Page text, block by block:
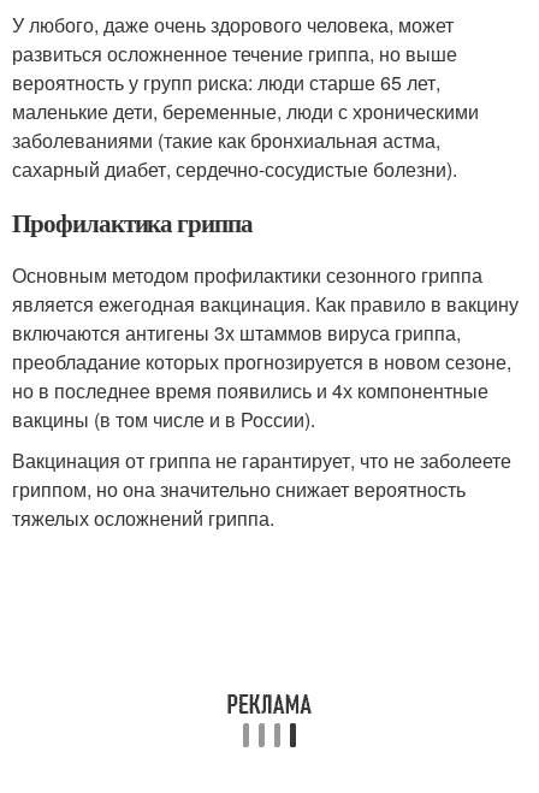
У любого, даже очень здорового человека, может
развиться осложненное течение гриппа, но выше
вероятность у групп риска: люди старше 65 лет,
маленькие дети, беременные, люди с хроническими
заболеваниями (такие как бронхиальная астма,
сахарный диабет, сердечно-сосудистые болезни).
Профилактика гриппа
Основным методом профилактики сезонного гриппа
является ежегодная вакцинация. Как правило в вакцину
включаются антигены 3х штаммов вируса гриппа,
преобладание которых прогнозируется в новом сезоне,
но в последнее время появились и 4х компонентные
вакцины (в том числе и в России).
Вакцинация от гриппа не гарантирует, что не заболеете
гриппом, но она значительно снижает вероятность
тяжелых осложнений гриппа.